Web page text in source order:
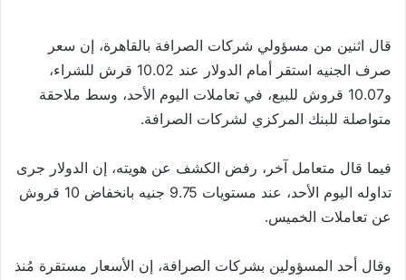
قال اثنين من مسؤولي شركات الصرافة بالقاهرة، إن سعر
صرف الجنيه استقر أمام الدولار عند 10.02 قرش للشراء،
و10.07 قروش للبيع، في تعاملات اليوم الأحد، وسط ملاحقة
متواصلة للبنك المركزي لشركات الصرافة.
فيما قال متعامل آخر، رفض الكشف عن هويته، إن الدولار جرى
تداوله اليوم الأحد، عند مستويات 9.75 جنيه بانخفاض 10 قروش
عن تعاملات الخميس.
وقال أحد المسؤولين بشركات الصرافة، إن الأسعار مستقرة مُنذ